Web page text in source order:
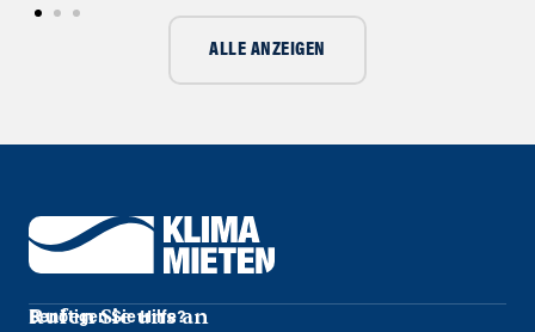
ALLE ANZEIGEN
Rufen Sie uns an
Benötigen Sie Hilfe?